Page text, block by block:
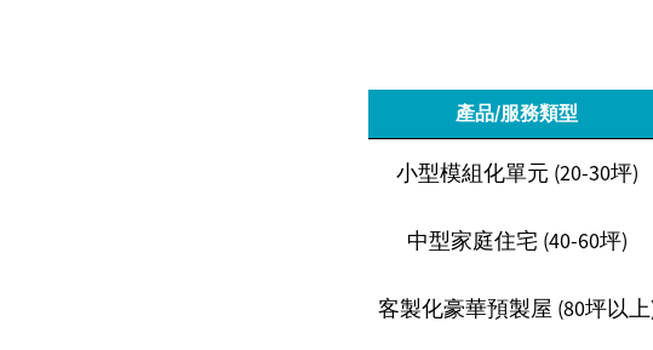
產品/服務類型
小型模組化單元 (20-30坪)
中型家庭住宅 (40-60坪)
客製化豪華預製屋 (80坪以上